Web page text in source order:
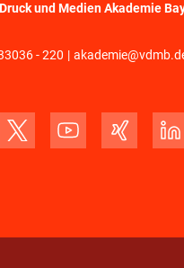
und Medien Akademie
- 220 |